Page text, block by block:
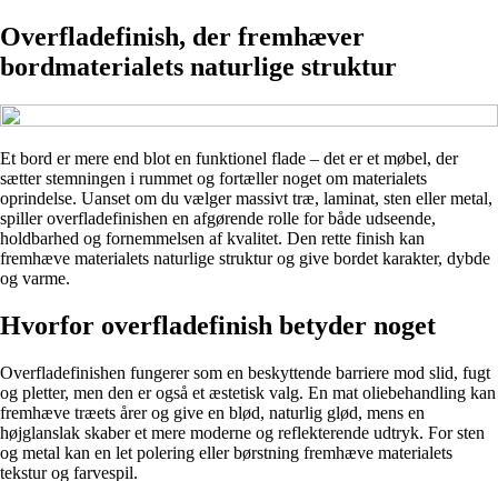
Overfladefinish, der fremhæver
bordmaterialets naturlige struktur
Et bord er mere end blot en funktionel flade – det er et møbel, der
sætter stemningen i rummet og fortæller noget om materialets
oprindelse. Uanset om du vælger massivt træ, laminat, sten eller metal,
spiller overfladefinishen en afgørende rolle for både udseende,
holdbarhed og fornemmelsen af kvalitet. Den rette finish kan
fremhæve materialets naturlige struktur og give bordet karakter, dybde
og varme.
Hvorfor overfladefinish betyder noget
Overfladefinishen fungerer som en beskyttende barriere mod slid, fugt
og pletter, men den er også et æstetisk valg. En mat oliebehandling kan
fremhæve træets årer og give en blød, naturlig glød, mens en
højglanslak skaber et mere moderne og reflekterende udtryk. For sten
og metal kan en let polering eller børstning fremhæve materialets
tekstur og farvespil.